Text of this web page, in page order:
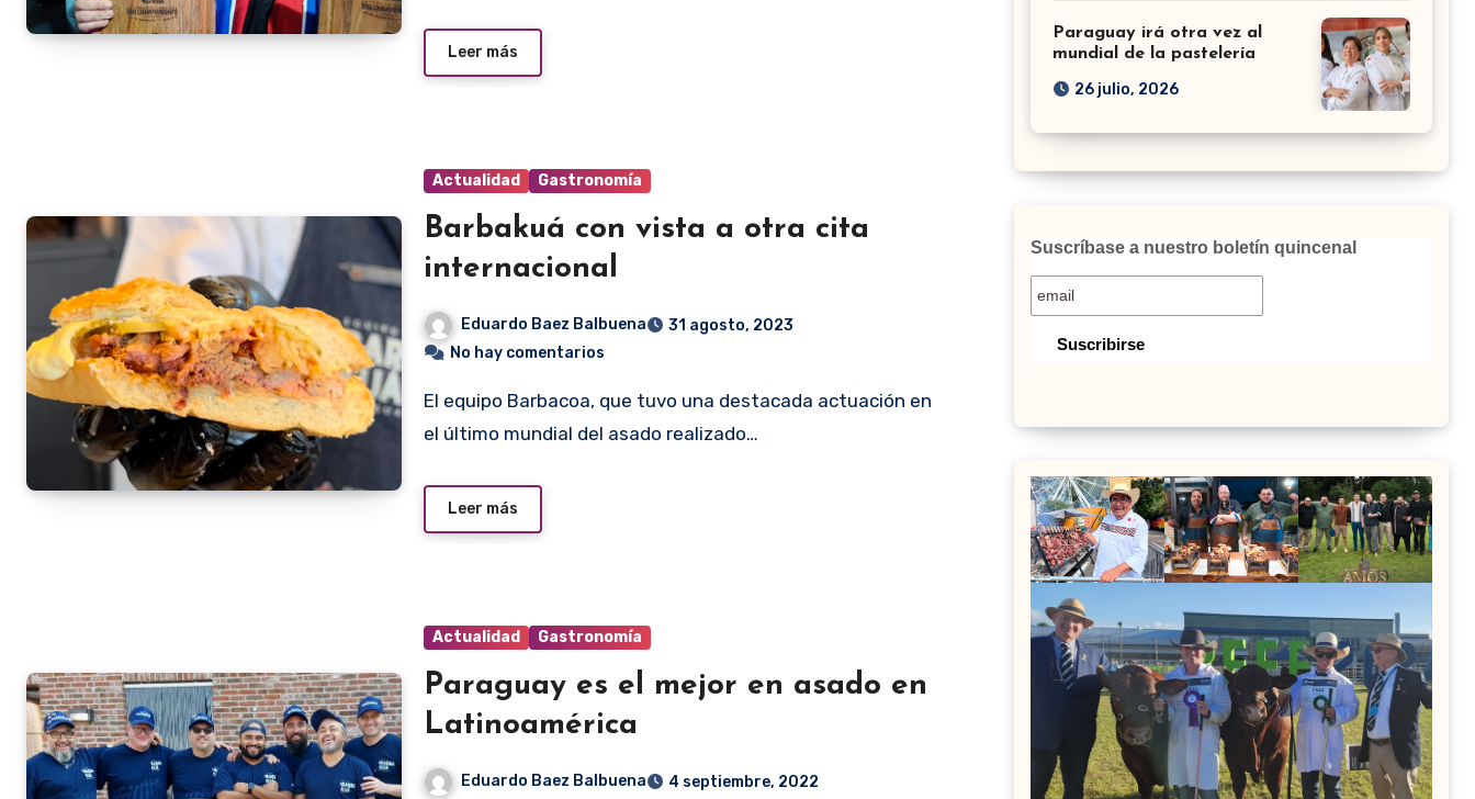
Leer más
Actualidad Gastronomía
Barbakuá con vista a otra cita
internacional
Eduardo Baez Balbuena
31 agosto, 2023
No hay comentarios
El equipo Barbacoa, que tuvo una destacada actuación en
el último mundial del asado realizado…
Leer más
Actualidad Gastronomía
Paraguay es el mejor en asado en
Latinoamérica
Eduardo Baez Balbuena
4 septiembre, 2022
Paraguay irá otra vez al
mundial de la pastelería
26 julio, 2026
Suscríbase a nuestro boletín quincenal